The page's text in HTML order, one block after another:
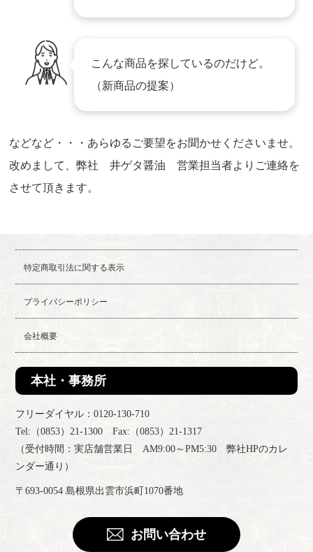
こんな商品を探しているのだけど。
（新商品の提案）
などなど・・・あらゆるご要望をお聞かせくださいませ。
改めまして、弊社 井ゲタ醤油 営業担当者よりご連絡を
させて頂きます。
特定商取引法に関する表示
プライバシーポリシー
会社概要
本社・事務所
フリーダイヤル：0120-130-710
Tel:（0853）21-1300 Fax:（0853）21-1317
（受付時間：実店舗営業日 AM9:00～PM5:30 弊社HPのカレ
ンダー通り）
〒693-0054 島根県出雲市浜町1070番地
お問い合わせ